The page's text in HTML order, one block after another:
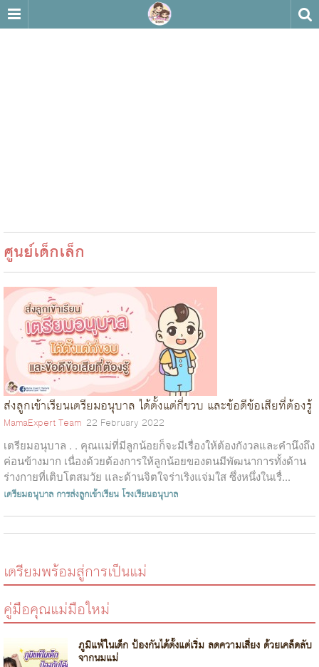
ศูนย์เด็กเล็ก
ส่งลูกเข้าเรียนเตรียมอนุบาล ได้ตั้งแต่กี่ขวบ และข้อดีข้อเสียที่ต้องรู้
MamaExpert Team 22 February 2022
เตรียมอนุบาล . . คุณแม่ที่มีลูกน้อยก็จะมีเรื่องให้ต้องกังวลและคำนึงถึง
ค่อนข้างมาก เนื่องด้วยต้องการให้ลูกน้อยของตนมีพัฒนาการทั้งด้าน
ร่างกายที่เติบโตสมวัย และด้านจิตใจร่าเริงแจ่มใส ซึ่งหนึ่งในเรื่...
เตรียมอนุบาล การส่งลูกเข้าเรียนโรงเรียนอนุบาล
เตรียมพร้อมสู่การเป็นแม่
คู่มือคุณแม่มือใหม่
ภูมิแพ้ในเด็ก ป้องกันได้ตั้งแต่เริ่ม ลดความเสี่ยง ด้วยเคล็ดลับ
จากนมแม่